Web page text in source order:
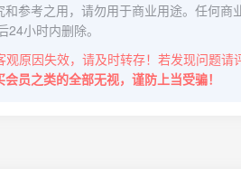
参考之用，请勿用于商业用途。任何
小时内删除。
观原因失效，请及时转存！若发现问题请
员之类的全部无视，谨防上当受骗！